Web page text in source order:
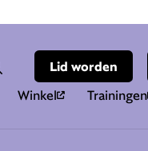
Winkel Trainingen
ZoekveldLid worden